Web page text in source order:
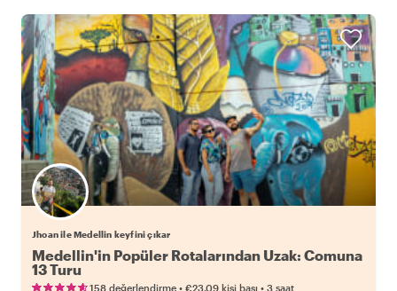
Jhoan ile Medellin keyfini çıkar
Medellin'in Popüler Rotalarından Uzak: Comuna
13 Turu
158 değerlendirme • €23.09 kişi başı • 3 saat